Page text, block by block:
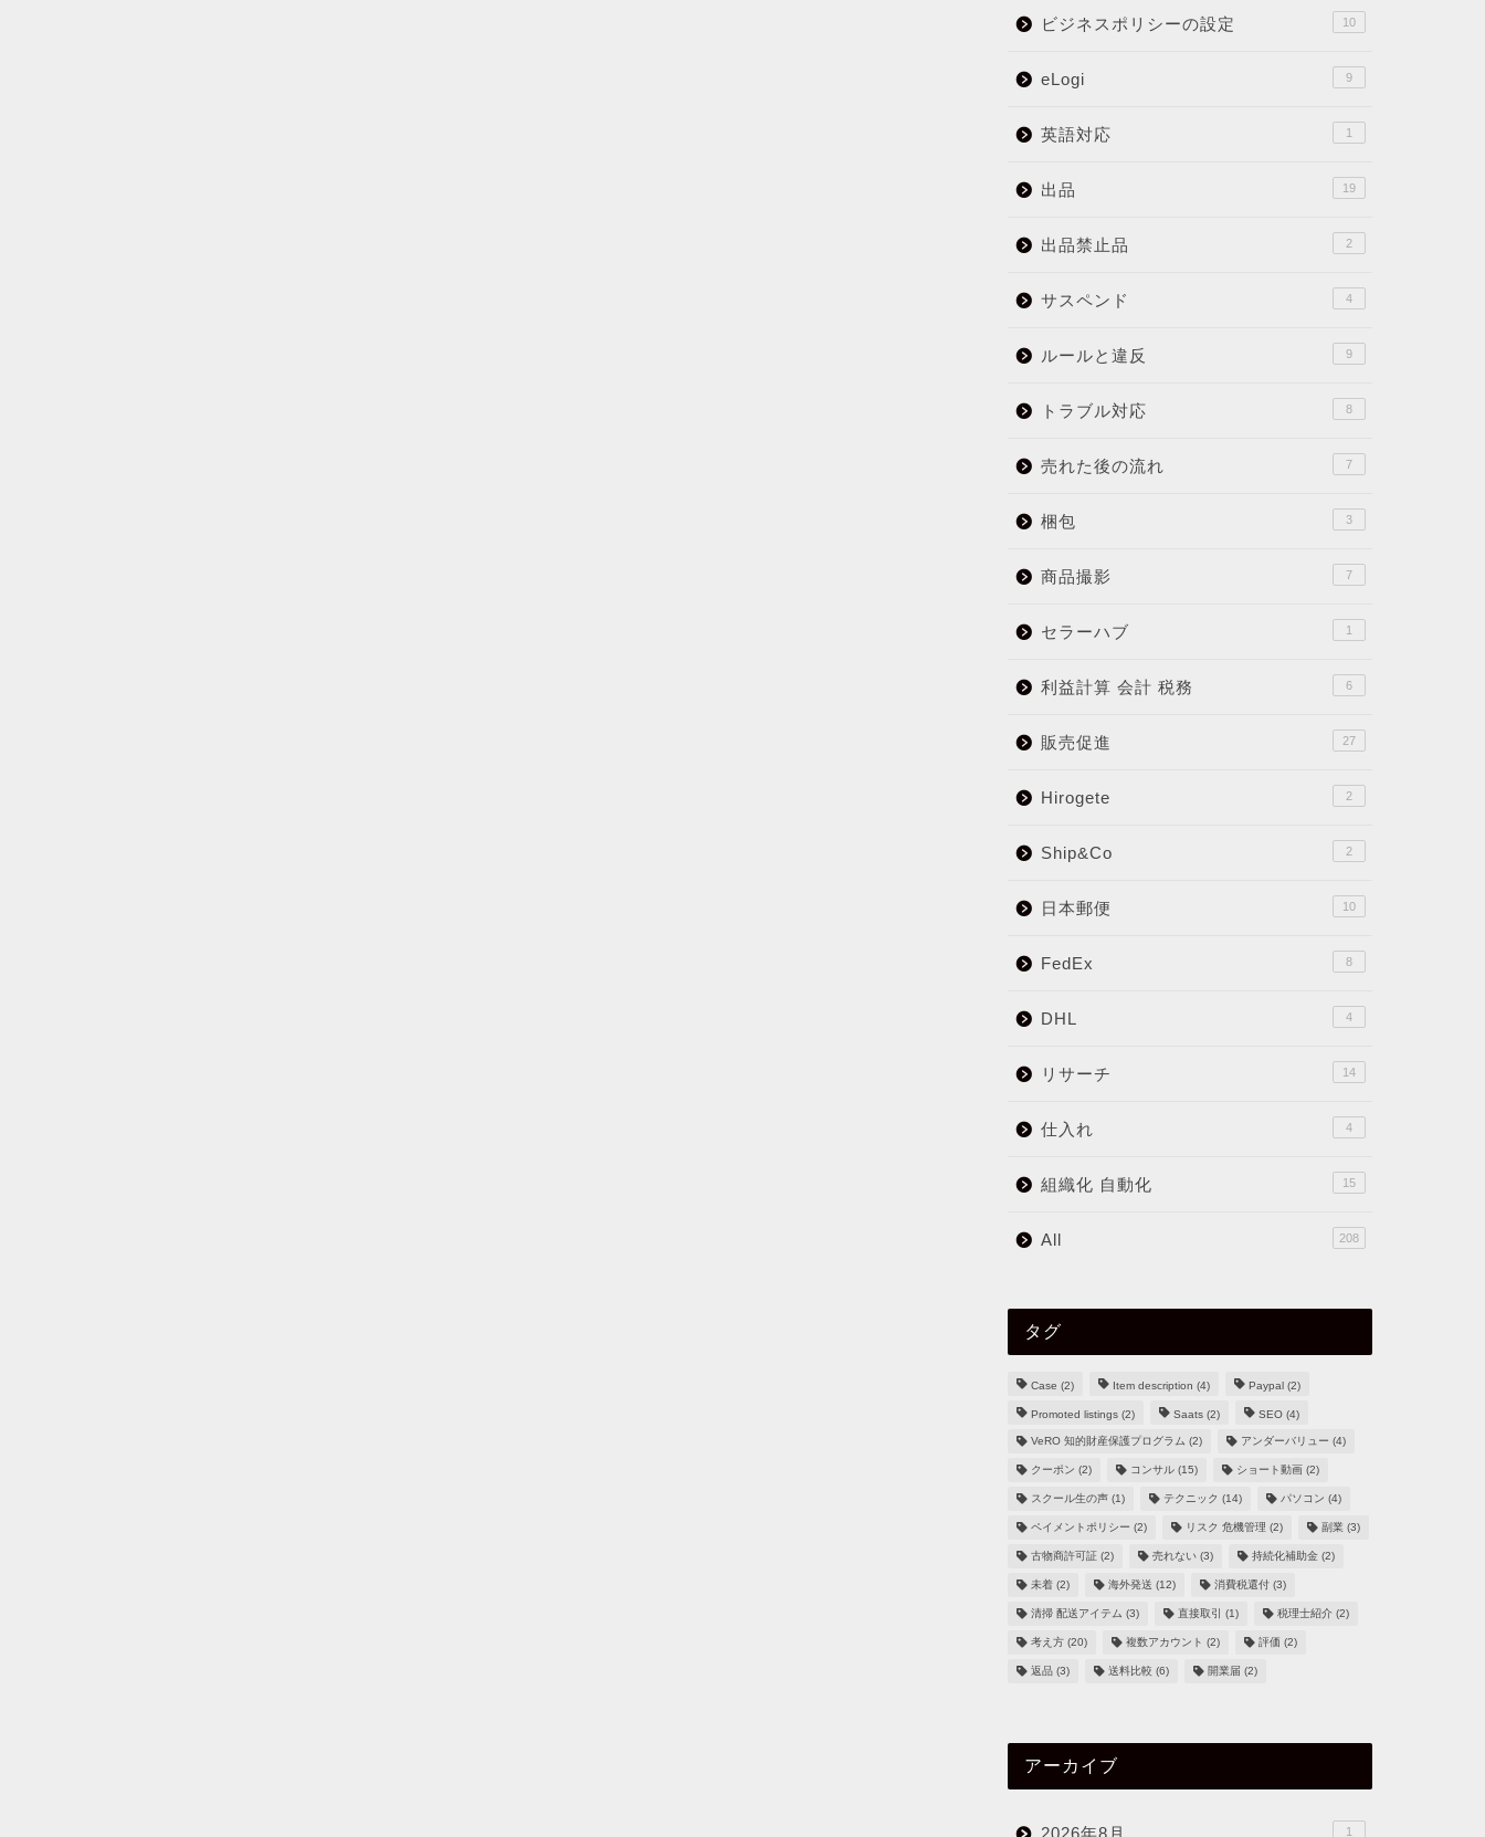
ビジネスポリシーの設定 10
eLogi 9
英語対応 1
出品 19
出品禁止品 2
サスペンド 4
ルールと違反 9
トラブル対応 8
売れた後の流れ 7
梱包 3
商品撮影 7
セラーハブ 1
利益計算 会計 税務 6
販売促進 27
Hirogete 2
Ship&Co 2
日本郵便 10
FedEx 8
DHL 4
リサーチ 14
仕入れ 4
組織化 自動化 15
All 208
タグ
Case (2) Item description (4) Paypal(2)
Promoted listings(2) Saats(2) SEO(4)
VeRO 知的財産保護プログラム (2) アンダーバリュー (4)
クーポン (2) コンサル(15) ショート動画(2)
スクール生の声(1) テクニック (14) パソコン (4)
ペイメントポリシー (2) リスク 危機管理 (2) 副業 (3)
古物商許可証(2) 売れない(3) 持続化補助金(2)
未着(2) 海外発送 (12) 消費税還付(3)
清掃 配送アイテム (3) 直接取引 (1) 税理士紹介(2)
考え方(20) 複数アカウント (2) 評価 (2)
返品(3) 送料比較 (6) 開業届 (2)
アーカイブ
2026年8月 1